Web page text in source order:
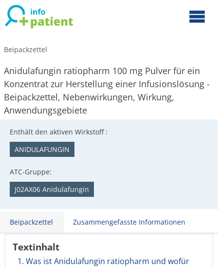
Beipackzettel
Anidulafungin ratiopharm 100 mg Pulver für ein
Konzentrat zur Herstellung einer Infusionslösung -
Beipackzettel, Nebenwirkungen, Wirkung,
Anwendungsgebiete
Enthält den aktiven Wirkstoff :
ANIDULAFUNGIN
ATC-Gruppe:
J02AX06 Anidulafungin
Beipackzettel Zusammengefasste Informationen
Textinhalt
1. Was ist Anidulafungin ratiopharm und wofür